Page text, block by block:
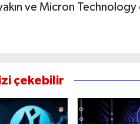
ve Micron
çekebilir